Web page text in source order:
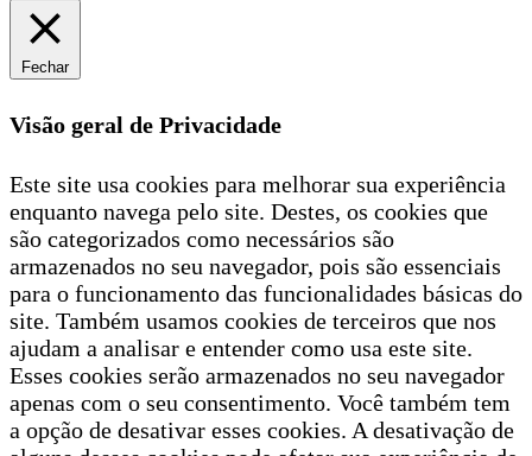
Fechar
Visão geral de Privacidade
Este site usa cookies para melhorar sua experiência
enquanto navega pelo site. Destes, os cookies que
são categorizados como necessários são
armazenados no seu navegador, pois são essenciais
para o funcionamento das funcionalidades básicas do
site. Também usamos cookies de terceiros que nos
ajudam a analisar e entender como usa este site.
Esses cookies serão armazenados no seu navegador
apenas com o seu consentimento. Você também tem
a opção de desativar esses cookies. A desativação de